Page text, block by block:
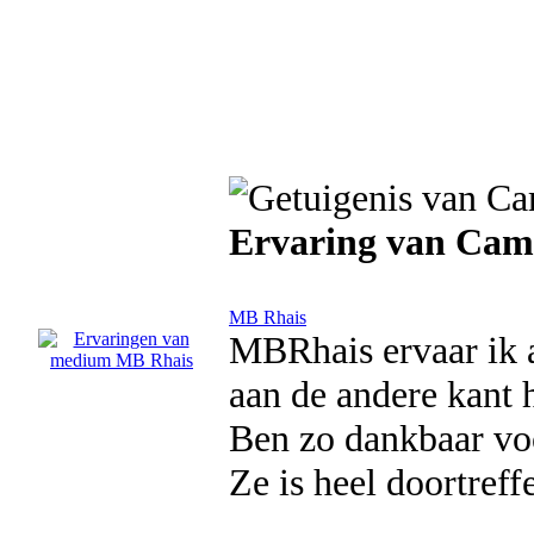
Ervaring van
MB Rhais
MBRhais ervaar ik
aan de andere kant
Ben zo dankbaar
Ze is heel